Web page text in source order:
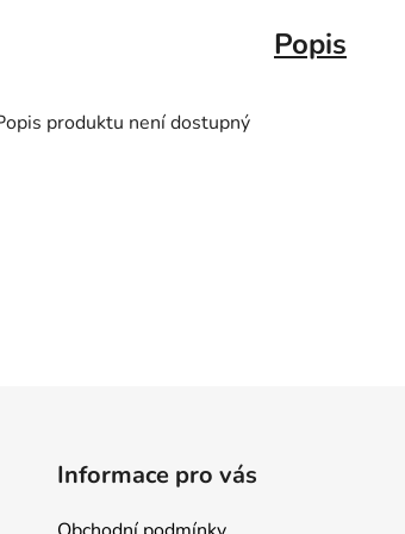
Popis
produktu není dostupný
Informace pro vás